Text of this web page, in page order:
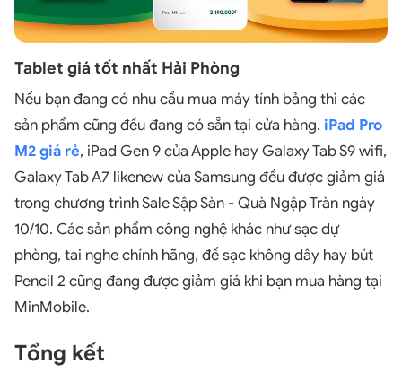
Tablet giá tốt nhất Hải Phòng
Nếu bạn đang có nhu cầu mua máy tính bảng thì các
sản phẩm cũng đều đang có sẵn tại cửa hàng. iPad Pro
M2 giá rẻ, iPad Gen 9 của Apple hay Galaxy Tab S9 wifi,
Galaxy Tab A7 likenew của Samsung đều được giảm giá
trong chương trình Sale Sập Sàn - Quà Ngập Tràn ngày
10/10. Các sản phẩm công nghệ khác như sạc dự
phòng, tai nghe chính hãng, đế sạc không dây hay bút
Pencil 2 cũng đang được giảm giá khi bạn mua hàng tại
MinMobile.
Tổng kết